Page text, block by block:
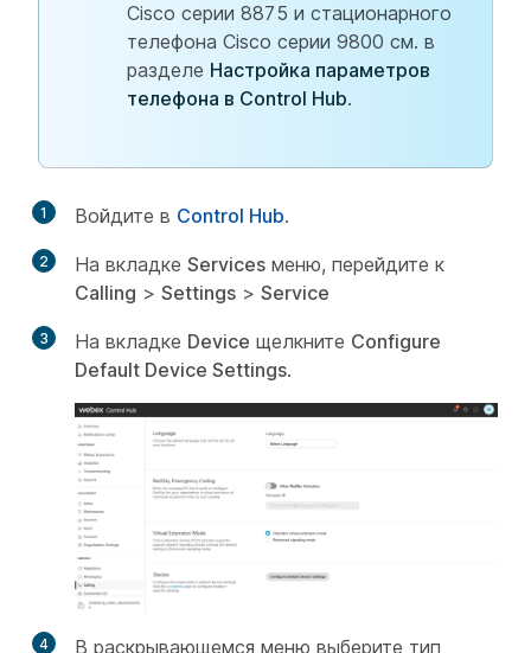
Cisco серии 8875 и стационарного
телефона Cisco серии 9800 см. в
разделе Настройка параметров
телефона в Control Hub.
1 Войдите в Control Hub.
2 На вкладке Services меню, перейдите к
Calling > Settings > Service
3 На вкладке Device щелкните Configure
Default Device Settings.
4 В раскрывающемся меню выберите тип